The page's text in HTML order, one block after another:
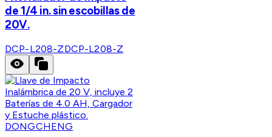
de 1/4 in. sin escobillas de
20V.
DCP-L208-ZDCP-L208-Z
DONGCHENG